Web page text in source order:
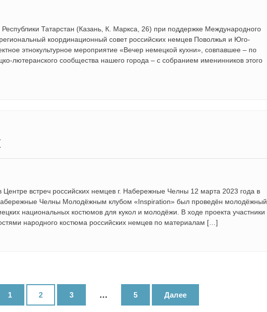
Татарстан (Казань, К. Маркса, 26) при поддержке Международного
координационный совет российских немцев Поволжья и Юго-
этнокультурное мероприятие «Вечер немецкой кухни», совпавшее – по
лютеранского сообщества нашего города – с собранием именинников этого
встреч российских немцев г. Набережные Челны 12 марта 2023 года в
Челны Молодёжным клубом «Inspiration» был проведён молодёжный
национальных костюмов для кукол и молодёжи. В ходе проекта участники
народного костюма российских немцев по материалам […]
1 2 3 … 5 Далее